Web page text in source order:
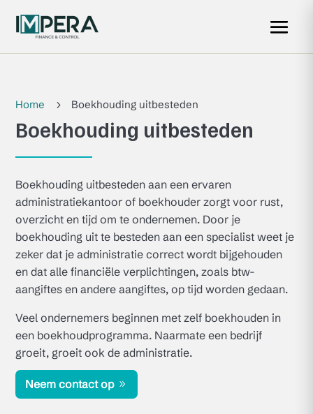
Home 5 Boekhouding uitbesteden
Boekhouding uitbesteden
Boekhouding uitbesteden aan een ervaren
administratiekantoor of boekhouder zorgt voor rust,
overzicht en tijd om te ondernemen. Door je
boekhouding uit te besteden aan een specialist weet je
zeker dat je administratie correct wordt bijgehouden
en dat alle financiële verplichtingen, zoals btw-
aangiftes en andere aangiftes, op tijd worden gedaan.
Veel ondernemers beginnen met zelf boekhouden in
een boekhoudprogramma. Naarmate een bedrijf
groeit, groeit ook de administratie.
Neem contact op